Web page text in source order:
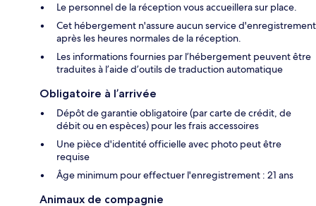
Le personnel de la réception vous accueillera sur place.
Cet hébergement n'assure aucun service d'enregistrement
après les heures normales de la réception.
Les informations fournies par l’hébergement peuvent être
traduites à l’aide d’outils de traduction automatique
Obligatoire à l’arrivée
Dépôt de garantie obligatoire (par carte de crédit, de
débit ou en espèces) pour les frais accessoires
Une pièce d'identité officielle avec photo peut être
requise
Âge minimum pour effectuer l'enregistrement : 21 ans
Animaux de compagnie